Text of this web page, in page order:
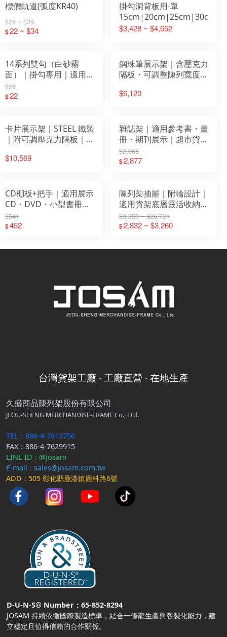
標價軌道(弧度KR40)
$25 ~ $35
$22 ~ $34
掛勾洞背板用-單
15cm|20cm|25cm|30cm
$3,428 ~ $4,652
14系列雙勾（白砂霧
面）｜掛勾專用｜適用
14/32 KD橫桿展示架
$28
$22
鋼珠筆展示架｜含壓克力
隔板・可調整陳列寬度｜
／黑鐵灰｜免工具快速安
$6,120
卡片展示架｜STEEL 鐵製
｜附可調壓克力隔板｜文
$10,569
雜誌架｜適用參考書・畫
冊・期刊展示｜超市貨架
配件｜免工具安裝｜
STEEL鐵製・可調整位置
$2,968
$2,877
CD棚板+把手｜適用展示
CD・DVD・小型書冊｜
文具店・便利商店展示架
配件｜STEEL鐵製陳列架
$541
$452
陳列架抽屜｜附輪設計｜
適用貨架底層靈活收納
W600 W750 W900(mm)
$3,250 ~ $26,721
$2,832 ~ $3,260
台灣貨架工廠 ‧ 工廠直營 ‧ 在地生產
久盛商品陳列架股份有限公司
JEOU-SHENG MERCHANDISE-FRAME Co., Ltd.
TEL：886-4-7613756
FAX：886-4-7629915
LINE ID ： @josam
E-mail ： sales@josam.com.tw
ADD ： 505 彰化縣鹿港鎮鹿科路6號
D-U-N-S® Number：65-852-8294
JOSAM 持續依循國際製造標準，結合一條龍生產與客製化能力，建
立穩定且值得信賴的合作關係。